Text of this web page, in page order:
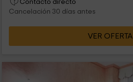
Contacto directo
Cancelación 30 días antes
VER OFERTA